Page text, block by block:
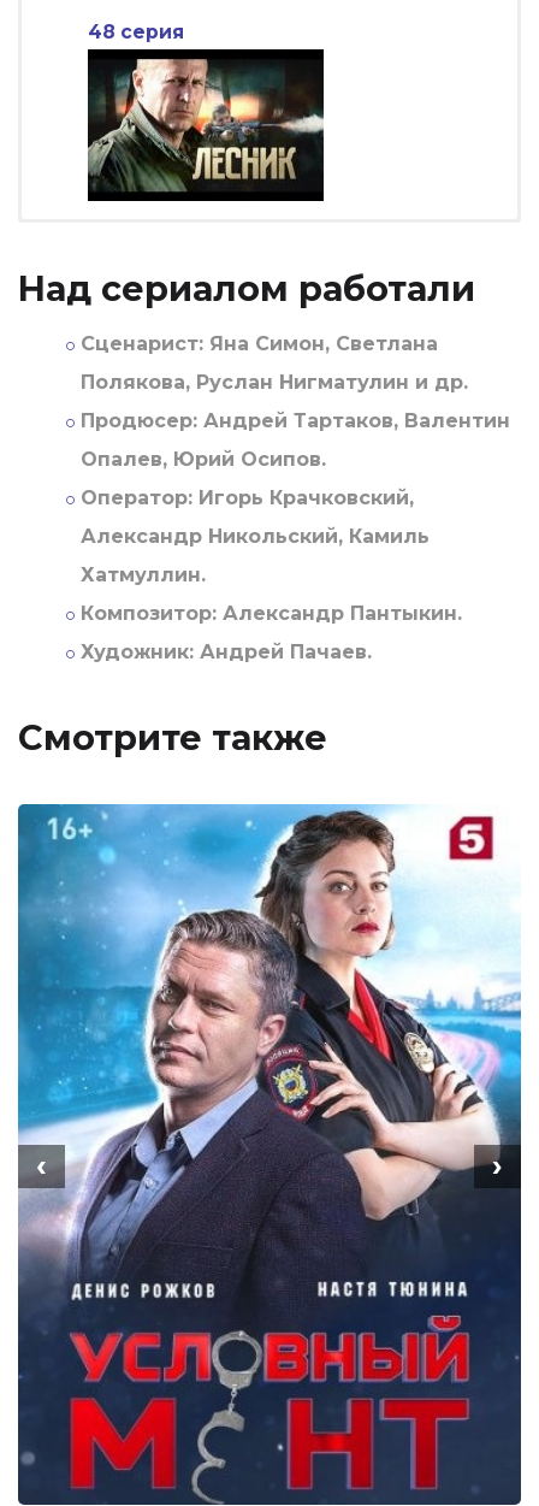
48 серия
Над сериалом работали
Сценарист: Яна Симон, Светлана
Полякова, Руслан Нигматулин и др.
Продюсер: Андрей Тартаков, Валентин
Опалев, Юрий Осипов.
Оператор: Игорь Крачковский,
Александр Никольский, Камиль
Хатмуллин.
Композитор: Александр Пантыкин.
Художник: Андрей Пачаев.
Смотрите также
‹ ›